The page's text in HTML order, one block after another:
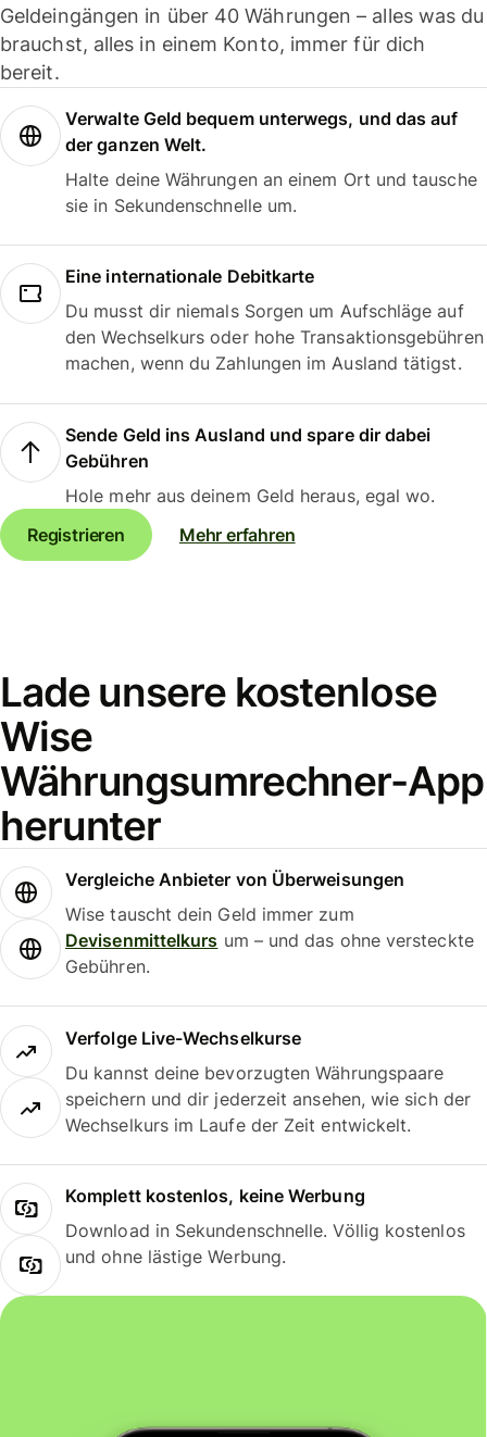
Geldeingängen in über 40 Währungen – alles was du
brauchst, alles in einem Konto, immer für dich
bereit.
Verwalte Geld bequem unterwegs, und das auf
der ganzen Welt.
Halte deine Währungen an einem Ort und tausche
sie in Sekundenschnelle um.
Eine internationale Debitkarte
Du musst dir niemals Sorgen um Aufschläge auf
den Wechselkurs oder hohe Transaktionsgebühren
machen, wenn du Zahlungen im Ausland tätigst.
Sende Geld ins Ausland und spare dir dabei
Gebühren
Hole mehr aus deinem Geld heraus, egal wo.
Registrieren
Mehr erfahren
Lade unsere kostenlose
Wise
Währungsumrechner-App
herunter
Vergleiche Anbieter von Überweisungen
Wise tauscht dein Geld immer zum
Devisenmittelkurs um – und das ohne versteckte
Gebühren.
Verfolge Live-Wechselkurse
Du kannst deine bevorzugten Währungspaare
speichern und dir jederzeit ansehen, wie sich der
Wechselkurs im Laufe der Zeit entwickelt.
Komplett kostenlos, keine Werbung
Download in Sekundenschnelle. Völlig kostenlos
und ohne lästige Werbung.